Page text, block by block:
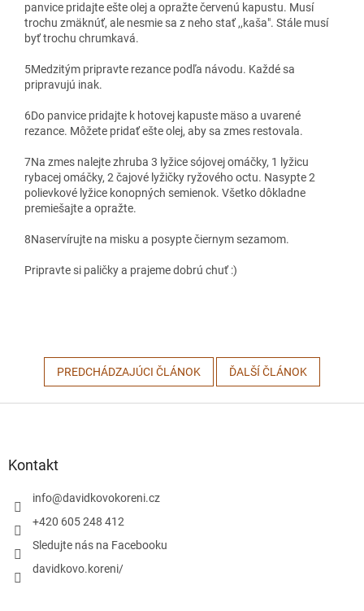
panvice pridajte ešte olej a opražte červenú kapustu. Musí
trochu zmäknúť, ale nesmie sa z neho stať ,,kaša". Stále musí
byť trochu chrumkavá.
5Medzitým pripravte rezance podľa návodu. Každé sa
pripravujú inak.
6Do panvice pridajte k hotovej kapuste mäso a uvarené
rezance. Môžete pridať ešte olej, aby sa zmes restovala.
7Na zmes nalejte zhruba 3 lyžice sójovej omáčky, 1 lyžicu
rybacej omáčky, 2 čajové lyžičky ryžového octu. Nasypte 2
polievkové lyžice konopných semienok. Všetko dôkladne
premiešajte a opražte.
8Naservírujte na misku a posypte čiernym sezamom.
Pripravte si paličky a prajeme dobrú chuť :)
PREDCHÁDZAJÚCI ČLÁNOK ĎALŠÍ ČLÁNOK
Kontakt
info@davidkovokoreni.cz
+420 605 248 412
Sledujte nás na Facebooku
davidkovo.koreni/